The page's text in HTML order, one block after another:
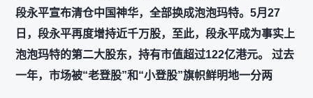
段永平宣布清仓中国神华，全部换成泡泡玛特。5月27
日，段永平再度增持近千万股，至此，段永平成为事实上
泡泡玛特的第二大股东，持有市值超过122亿港元。 过去
一年，市场被“老登股”和“小登股”旗帜鲜明地一分两